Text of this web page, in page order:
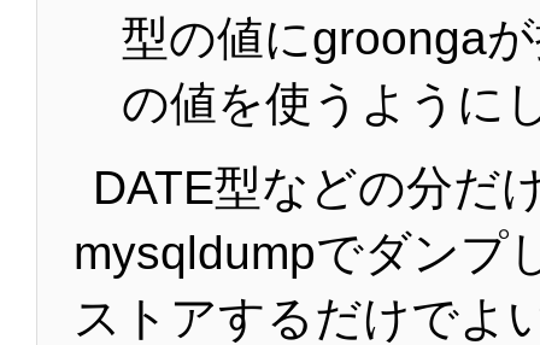
型の値にgroonga
の値を使うように
DATE型などの分だ
mysqldumpでダンプ
ストアするだけでよ